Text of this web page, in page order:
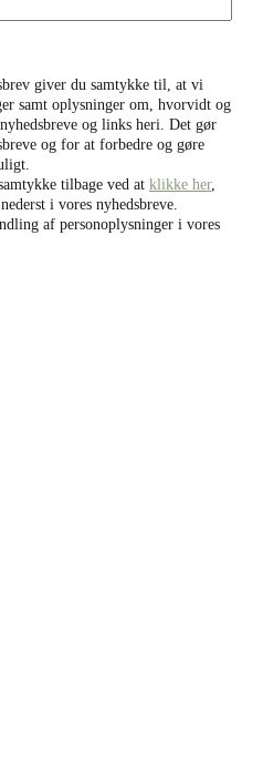
giver du samtykke til, at vi
samt oplysninger om, hvorvidt og
og links heri. Det gør
og for at forbedre og gøre
tilbage ved at klikke her,
i vores nyhedsbreve.
af personoplysninger i vores